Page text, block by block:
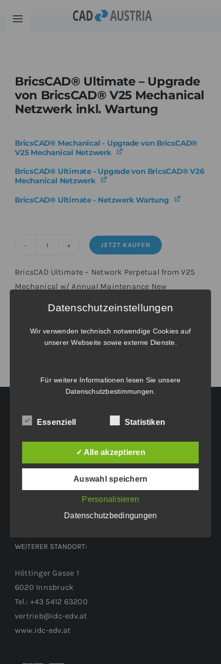
InhaltToggle
Schulung
Kontakt
Download
Community
BricsCAD® Ultimate – Upgrade
von BricsCAD® V25 Mechanical
Netzwerk inkl. Wartung
BricsCAD® Mechanical - Upgrade von BricsCAD®
V25 Mechanical Netzwerk
BricsCAD® Ultimate - Upgrade von BricsCAD® V26
Mechanical Netzwerk
BricsCAD® Ultimate - Netzwerk Wartung
von
inkl.
Wartung
JETZT KAUFEN
BricsCAD Ultimate – Network Perpetual from V25
Mechanical w/ Annual Maintenance New
Weitere Informationen unterVerlängerungen und Wartungsverträge
HAUPTGESCHÄFTSSITZ:
6460 Imst
Tel.: +43 5412 63200
vertrieb@idc-edv.at
WEITERER STANDORT:
Höttinger Gasse 1
6020 Innsbruck
Tel.: +43 5412 63200
vertrieb@idc-edv.at
www.idc-edv.at
Datenschutzeinstellungen
Wir verwenden technisch notwendige Cookies auf
unserer Webseite sowie externe Dienste.
Für weitere Informationen lesen Sie unsere
Datenschutzbestimmungen
Essenziell Statistiken
✓ Alle akzeptieren
Auswahl speichern
Personalisieren
Datenschutzbedingungen